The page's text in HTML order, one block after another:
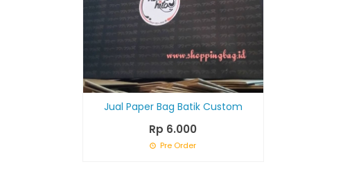
Jual Paper Bag Batik Custom
Rp 6.000
Pre Order